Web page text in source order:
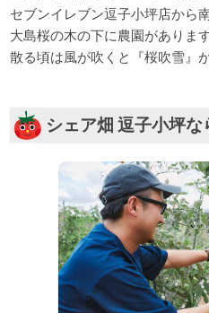
セブンイレブン逗子小坪店から
大島桜の木の下に農園がありま
散る頃は風が吹くと『桜吹雪』
シェア畑 逗子小坪